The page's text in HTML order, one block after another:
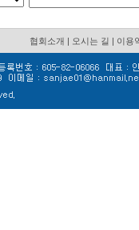
협회소개 | 오시는 길 | 이용